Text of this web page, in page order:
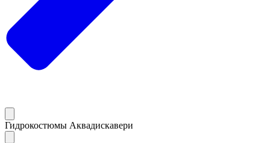
Гидрокостюмы Аквадискавери